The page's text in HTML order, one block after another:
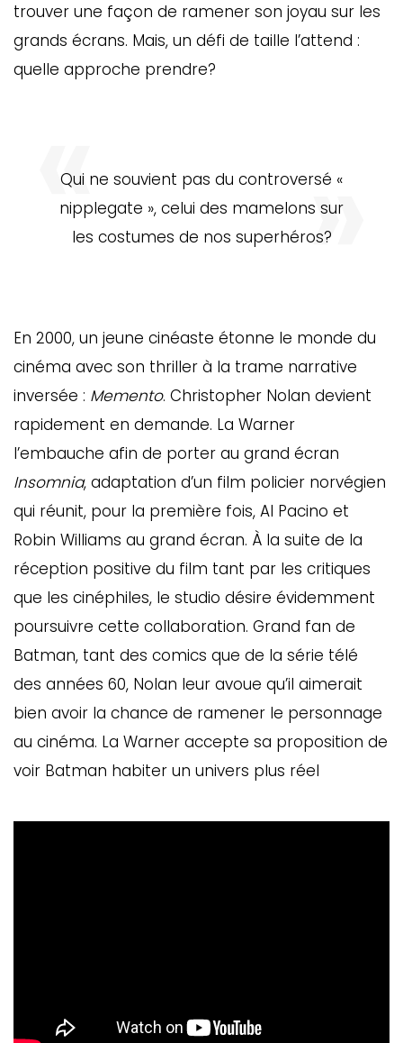
trouver une façon de ramener son joyau sur les
grands écrans. Mais, un défi de taille l’attend :
quelle approche prendre?
Qui ne souvient pas du controversé «
nipplegate », celui des mamelons sur
les costumes de nos superhéros?
En 2000, un jeune cinéaste étonne le monde du
cinéma avec son thriller à la trame narrative
inversée : Memento. Christopher Nolan devient
rapidement en demande. La Warner
l’embauche afin de porter au grand écran
Insomnia, adaptation d’un film policier norvégien
qui réunit, pour la première fois, Al Pacino et
Robin Williams au grand écran. À la suite de la
réception positive du film tant par les critiques
que les cinéphiles, le studio désire évidemment
poursuivre cette collaboration. Grand fan de
Batman, tant des comics que de la série télé
des années 60, Nolan leur avoue qu’il aimerait
bien avoir la chance de ramener le personnage
au cinéma. La Warner accepte sa proposition de
voir Batman habiter un univers plus réel